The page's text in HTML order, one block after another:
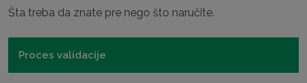
Šta treba da znate pre nego što naručite.
Proces validacije